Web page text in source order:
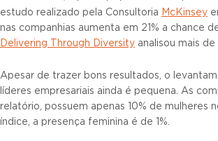
estudo realizado pela Consultoria McKinsey
nas companhias aumenta em 21% a chance
Delivering Through Diversity analisou mais
Apesar de trazer bons resultados, o
líderes empresariais ainda é pequena. As
relatório, possuem apenas 10% de mulheres
índice, a presença feminina é de 1%.